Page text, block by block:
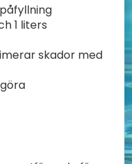
1 liters
skador med